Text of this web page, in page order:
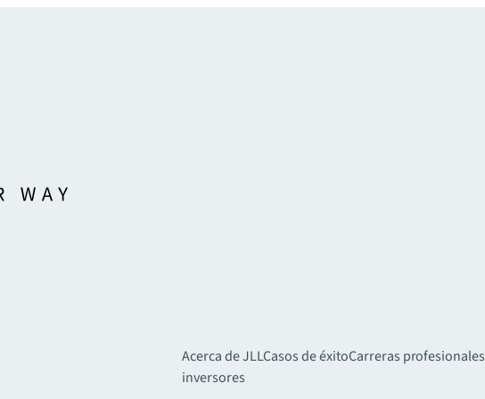
Acerca de JLLCasos de éxitoCarreras profesionales
inversores